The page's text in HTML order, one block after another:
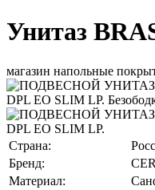
Унитаз
магазин напольные
Страна:
Бренд:
Материал: